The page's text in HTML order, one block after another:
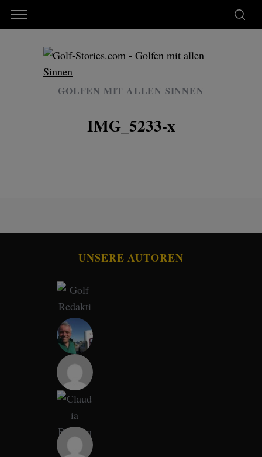
GOLFEN MIT ALLEN SINNEN
IMG_5233-x
UNSERE AUTOREN